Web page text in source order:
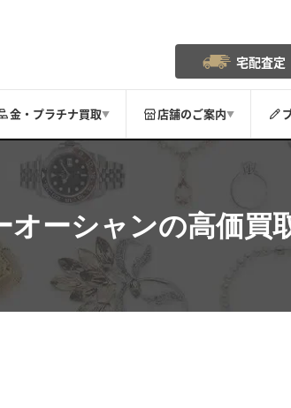
宅配査定
金・プラチナ買取▼ 店舗のご案内▼
オーシャンの高価買